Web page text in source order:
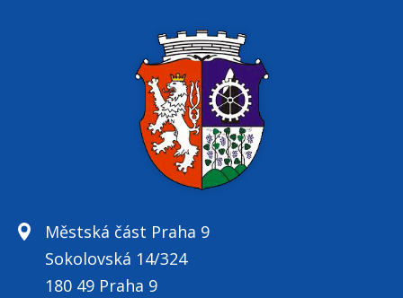
Městská část Praha 9
Sokolovská 14/324
180 49 Praha 9